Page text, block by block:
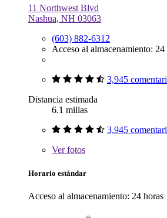
11 Northwest Blvd
Nashua, NH 03063
(603) 882-6312
Acceso al almacenamiento: 24
3,945
Distancia estimada
6.1 millas
3,945
Verfotos
Horario estándar
Acceso al almacenamiento: 24 horas